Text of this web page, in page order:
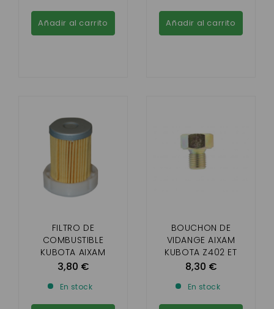
Añadir al carrito Añadir al carrito
FILTRO DE
COMBUSTIBLE
KUBOTA AIXAM
DESPUÉS DE 2004
3,80 €
En stock
BOUCHON DE
VIDANGE AIXAM
KUBOTA Z402 ET
Z482
8,30 €
En stock